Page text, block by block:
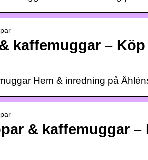
kaffemuggar –
Hem & inredning på
& kaffemuggar –